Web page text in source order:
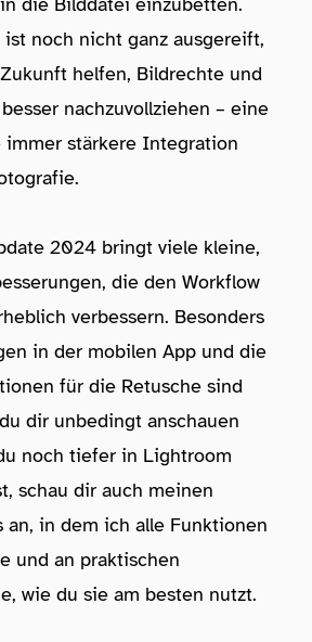
noch nicht ganz ausgereift,
helfen, Bildrechte und
nachzuvollziehen – eine
stärkere Integration
2024 bringt viele kleine,
die den Workflow
verbessern. Besonders
in der mobilen App und die
für die Retusche sind
dir unbedingt anschauen
noch tiefer in Lightroom
schau dir auch meinen
an, in dem ich alle Funktionen
und an praktischen
wie du sie am besten nutzt.